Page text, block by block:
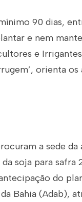
90 dias,
e nem
e
orienta os
a sede da
soja para safra
do
Bahia (Adab),